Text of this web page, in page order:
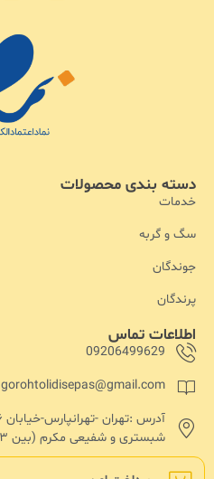
اطلاعات تماس
09206499629
gorohtolidisepas@gmail.com
شبستری و شفیعی مکرم (بین ۱۳۳ و۱۳۵)پلاک ۱۸۲
دسته بندی محصولات
خدمات
سگ و گربه
جوندگان
پرندگان